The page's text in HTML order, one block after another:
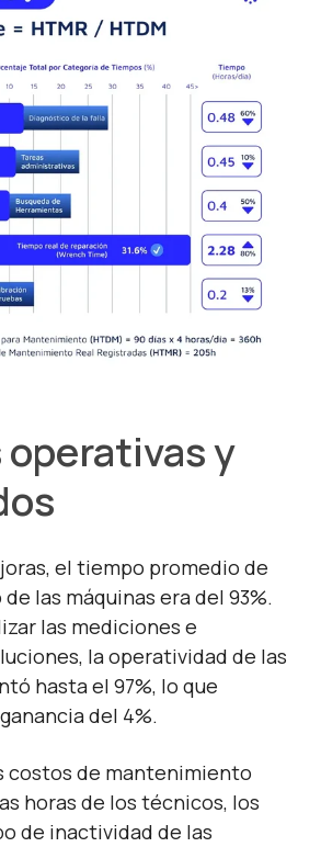
y
el tiempo promedio de
las máquinas era del 93%.
las mediciones e
la operatividad de las
hasta el 97%, lo que
del 4%.
costos de mantenimiento
horas de los técnicos, los
de inactividad de las